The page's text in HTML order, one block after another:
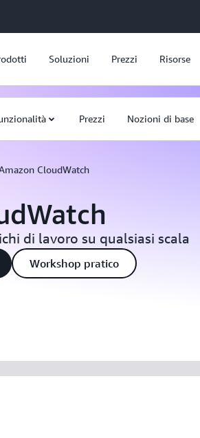
Soluzioni Prezzi Risorse
Prezzi Nozioni di base
CloudWatch
di lavoro su qualsiasi scala
Workshop pratico